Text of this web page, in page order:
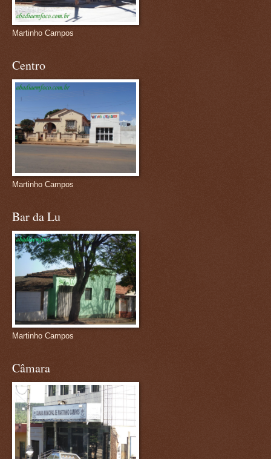
Martinho Campos
Centro
Martinho Campos
Bar da Lu
Martinho Campos
Câmara